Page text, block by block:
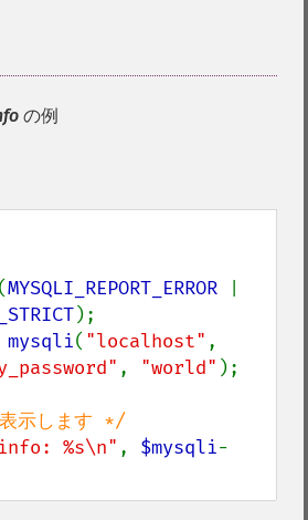
の例
(MYSQLI_REPORT_ERROR
mysqli( "localhost"
, "world" );
%s\n" , $mysqli-